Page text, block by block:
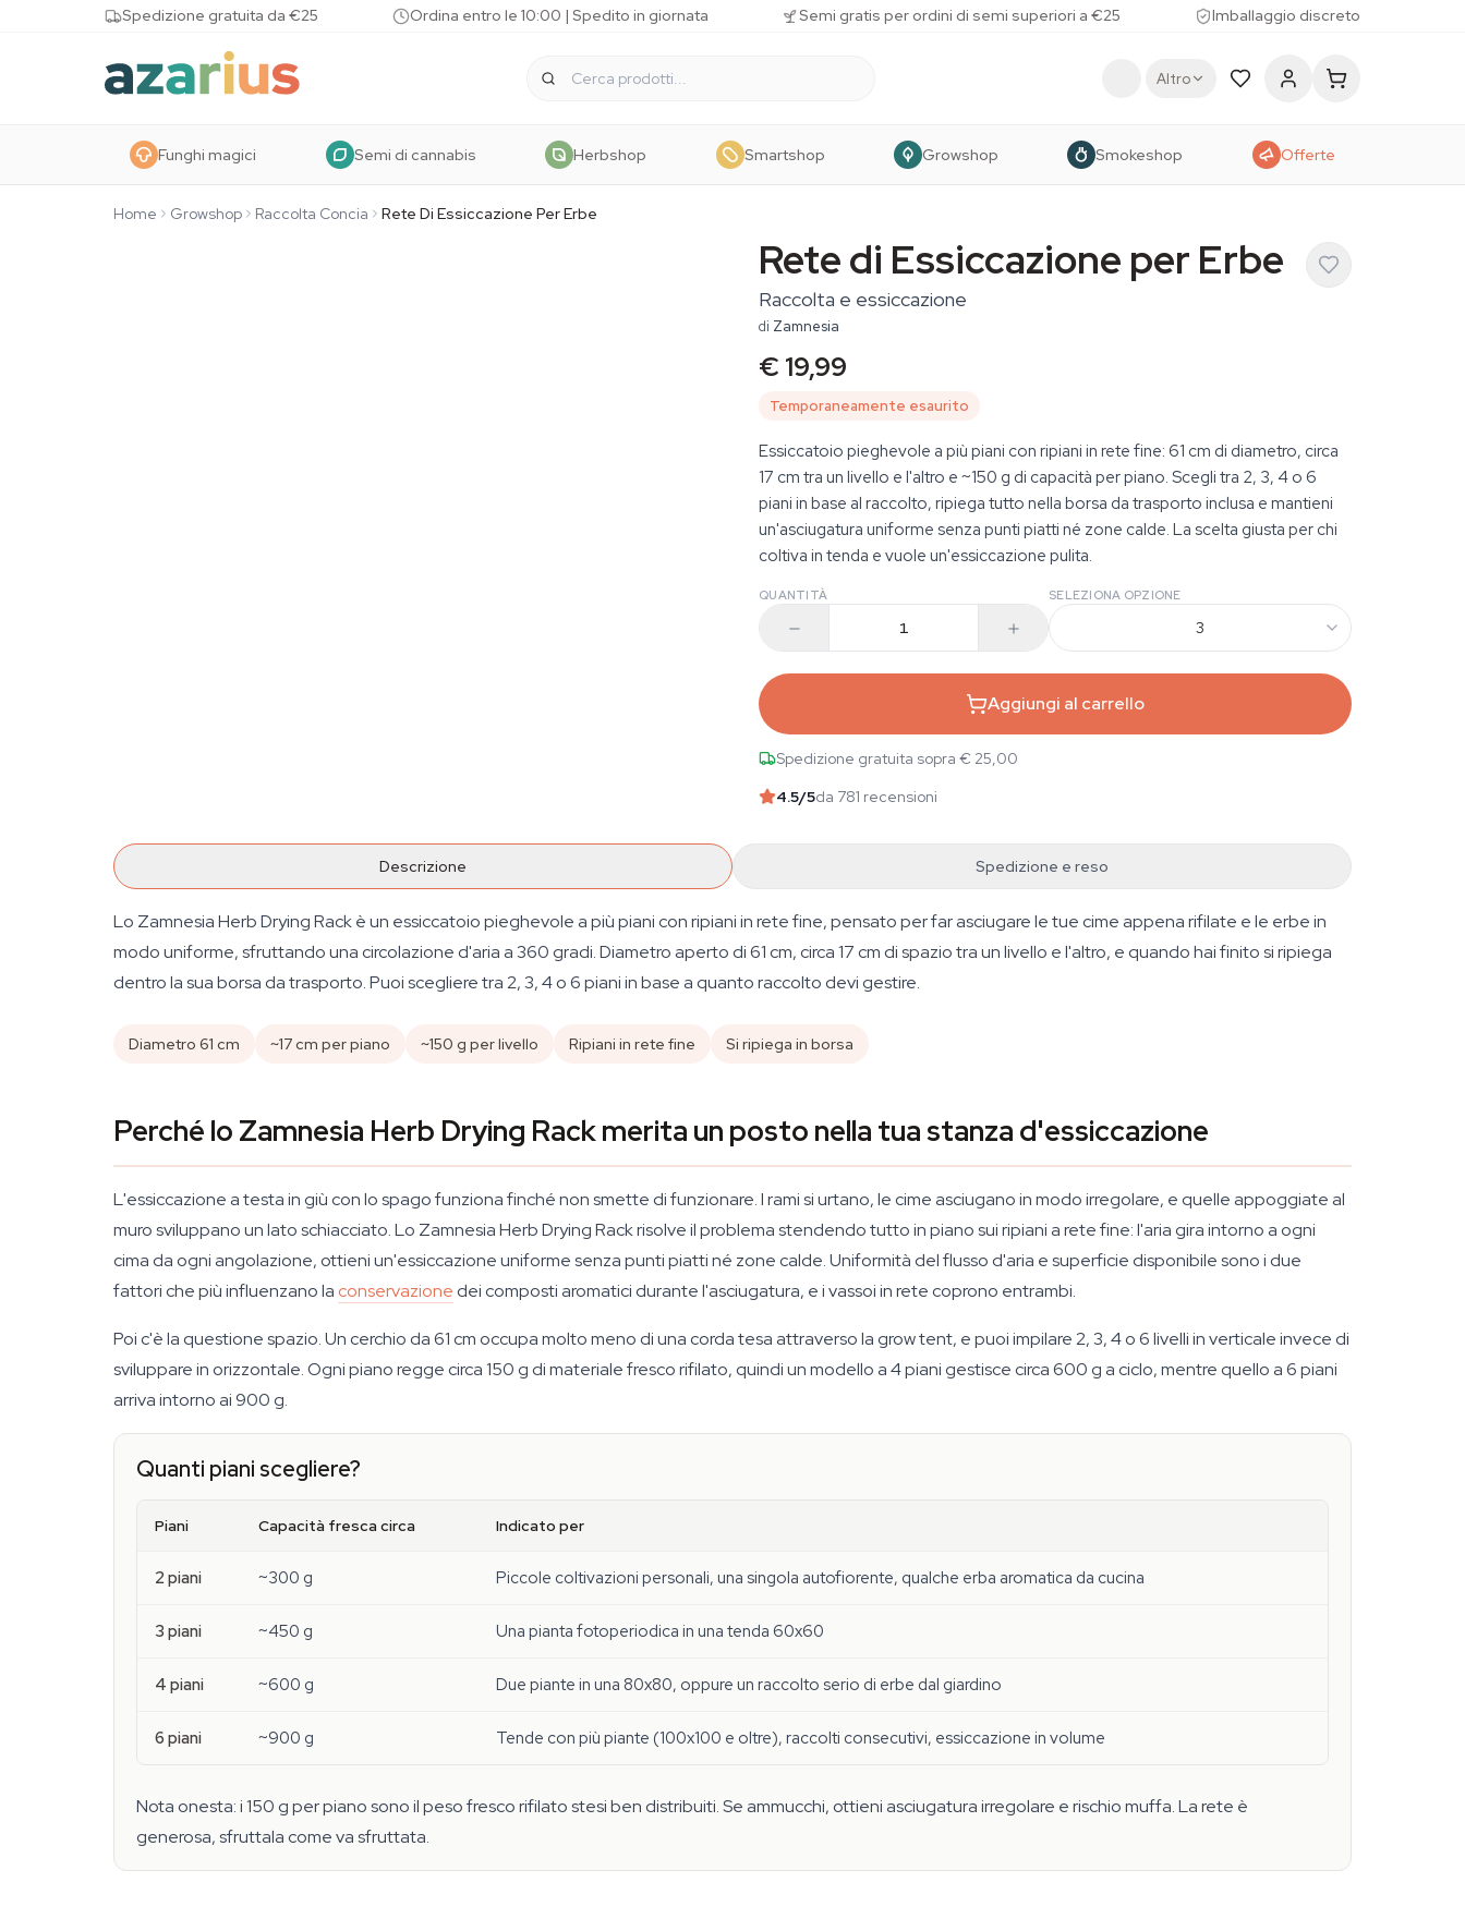
Skip to contentSpedizione gratuita da €25 Ordina entro le 10:00 | Spedito in giornata Semi gratis per ordini di semi superiori a €25 Imballaggio discreto
Altro
Funghi magici Semi di cannabis Herbshop Smartshop Growshop Smokeshop Offerte
Home Growshop Raccolta Concia Rete Di Essiccazione Per Erbe
Rete di Essiccazione per Erbe
Raccolta e essiccazione
di Zamnesia
€ 19,99
Temporaneamente esaurito
Essiccatoio pieghevole a più piani con ripiani in rete fine: 61 cm di diametro, circa
17 cm tra un livello e l'altro e ~150 g di capacità per piano. Scegli tra 2, 3, 4 o 6
piani in base al raccolto, ripiega tutto nella borsa da trasporto inclusa e mantieni
un'asciugatura uniforme senza punti piatti né zone calde. La scelta giusta per chi
coltiva in tenda e vuole un'essiccazione pulita.
QUANTITÀ SELEZIONA OPZIONE
3
Aggiungi al carrello
Spedizione gratuita sopra € 25,00
4.5/5da 781 recensioni
Descrizione Spedizione e reso
Lo Zamnesia Herb Drying Rack è un essiccatoio pieghevole a più piani con ripiani in rete fine, pensato per far asciugare le tue cime appena rifilate e le erbe in
modo uniforme, sfruttando una circolazione d'aria a 360 gradi. Diametro aperto di 61 cm, circa 17 cm di spazio tra un livello e l'altro, e quando hai finito si ripiega
dentro la sua borsa da trasporto. Puoi scegliere tra 2, 3, 4 o 6 piani in base a quanto raccolto devi gestire.
Diametro 61 cm ~17 cm per piano ~150 g per livello Ripiani in rete fine Si ripiega in borsa
Perché lo Zamnesia Herb Drying Rack merita un posto nella tua stanza d'essiccazione
L'essiccazione a testa in giù con lo spago funziona finché non smette di funzionare. I rami si urtano, le cime asciugano in modo irregolare, e quelle appoggiate al
muro sviluppano un lato schiacciato. Lo Zamnesia Herb Drying Rack risolve il problema stendendo tutto in piano sui ripiani a rete fine: l'aria gira intorno a ogni
cima da ogni angolazione, ottieni un'essiccazione uniforme senza punti piatti né zone calde. Uniformità del flusso d'aria e superficie disponibile sono i due
fattori che più influenzano la conservazione dei composti aromatici durante l'asciugatura, e i vassoi in rete coprono entrambi.
Poi c'è la questione spazio. Un cerchio da 61 cm occupa molto meno di una corda tesa attraverso la grow tent, e puoi impilare 2, 3, 4 o 6 livelli in verticale invece di
sviluppare in orizzontale. Ogni piano regge circa 150 g di materiale fresco rifilato, quindi un modello a 4 piani gestisce circa 600 g a ciclo, mentre quello a 6 piani
arriva intorno ai 900 g.
Quanti piani scegliere?
Piani Capacità fresca circa Indicato per
2 piani ~300 g Piccole coltivazioni personali, una singola autofiorente, qualche erba aromatica da cucina
3 piani ~450 g Una pianta fotoperiodica in una tenda 60x60
4 piani ~600 g Due piante in una 80x80, oppure un raccolto serio di erbe dal giardino
6 piani ~900 g Tende con più piante (100x100 e oltre), raccolti consecutivi, essiccazione in volume
Nota onesta: i 150 g per piano sono il peso fresco rifilato stesi ben distribuiti. Se ammucchi, ottieni asciugatura irregolare e rischio muffa. La rete è
generosa, sfruttala come va sfruttata.